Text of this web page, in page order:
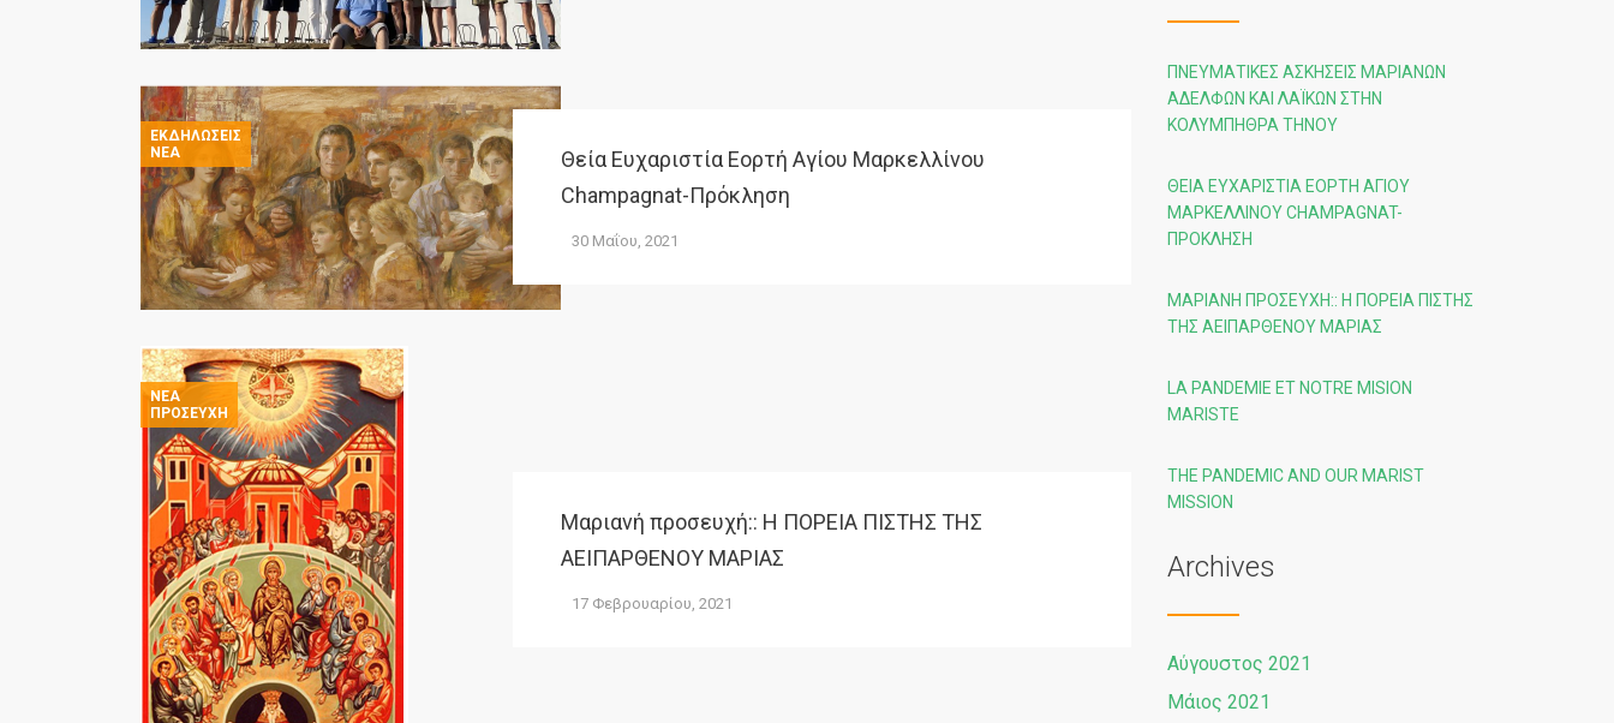
ΕΚΔΗΛΏΣΕΙΣ
ΝΈΑ
Θεία Ευχαριστία Εορτή Αγίου Μαρκελλίνου
Champagnat-Πρόκληση
30 Μαΐου, 2021
ΝΈΑ
ΠΡΟΣΕΥΧΉ
Μαριανή προσευχή:: Η ΠΟΡΕΙΑ ΠΙΣΤΗΣ ΤΗΣ
ΑΕΙΠΑΡΘΕΝΟΥ ΜΑΡΙΑΣ
17 Φεβρουαρίου, 2021
ΠΝΕΥΜΑΤΙΚΈΣ ΑΣΚΉΣΕΙΣ ΜΑΡΙΑΝΏΝ
ΑΔΕΛΦΏΝ ΚΑΙ ΛΑΪΚΏΝ ΣΤΗΝ
ΚΟΛΥΜΠΉΘΡΑ ΤΉΝΟΥ
ΘΕΊΑ ΕΥΧΑΡΙΣΤΊΑ ΕΟΡΤΉ ΑΓΊΟΥ
ΜΑΡΚΕΛΛΊΝΟΥ CHAMPAGNAT-
ΠΡΌΚΛΗΣΗ
ΜΑΡΙΑΝΉ ΠΡΟΣΕΥΧΉ:: Η ΠΟΡΕΙΑ ΠΙΣΤΗΣ
ΤΗΣ ΑΕΙΠΑΡΘΕΝΟΥ ΜΑΡΙΑΣ
LA PANDEMIE ET NOTRE MISION
MARISTE
THE PANDEMIC AND OUR MARIST
MISSION
Archives
Αύγουστος 2021
Μάιος 2021